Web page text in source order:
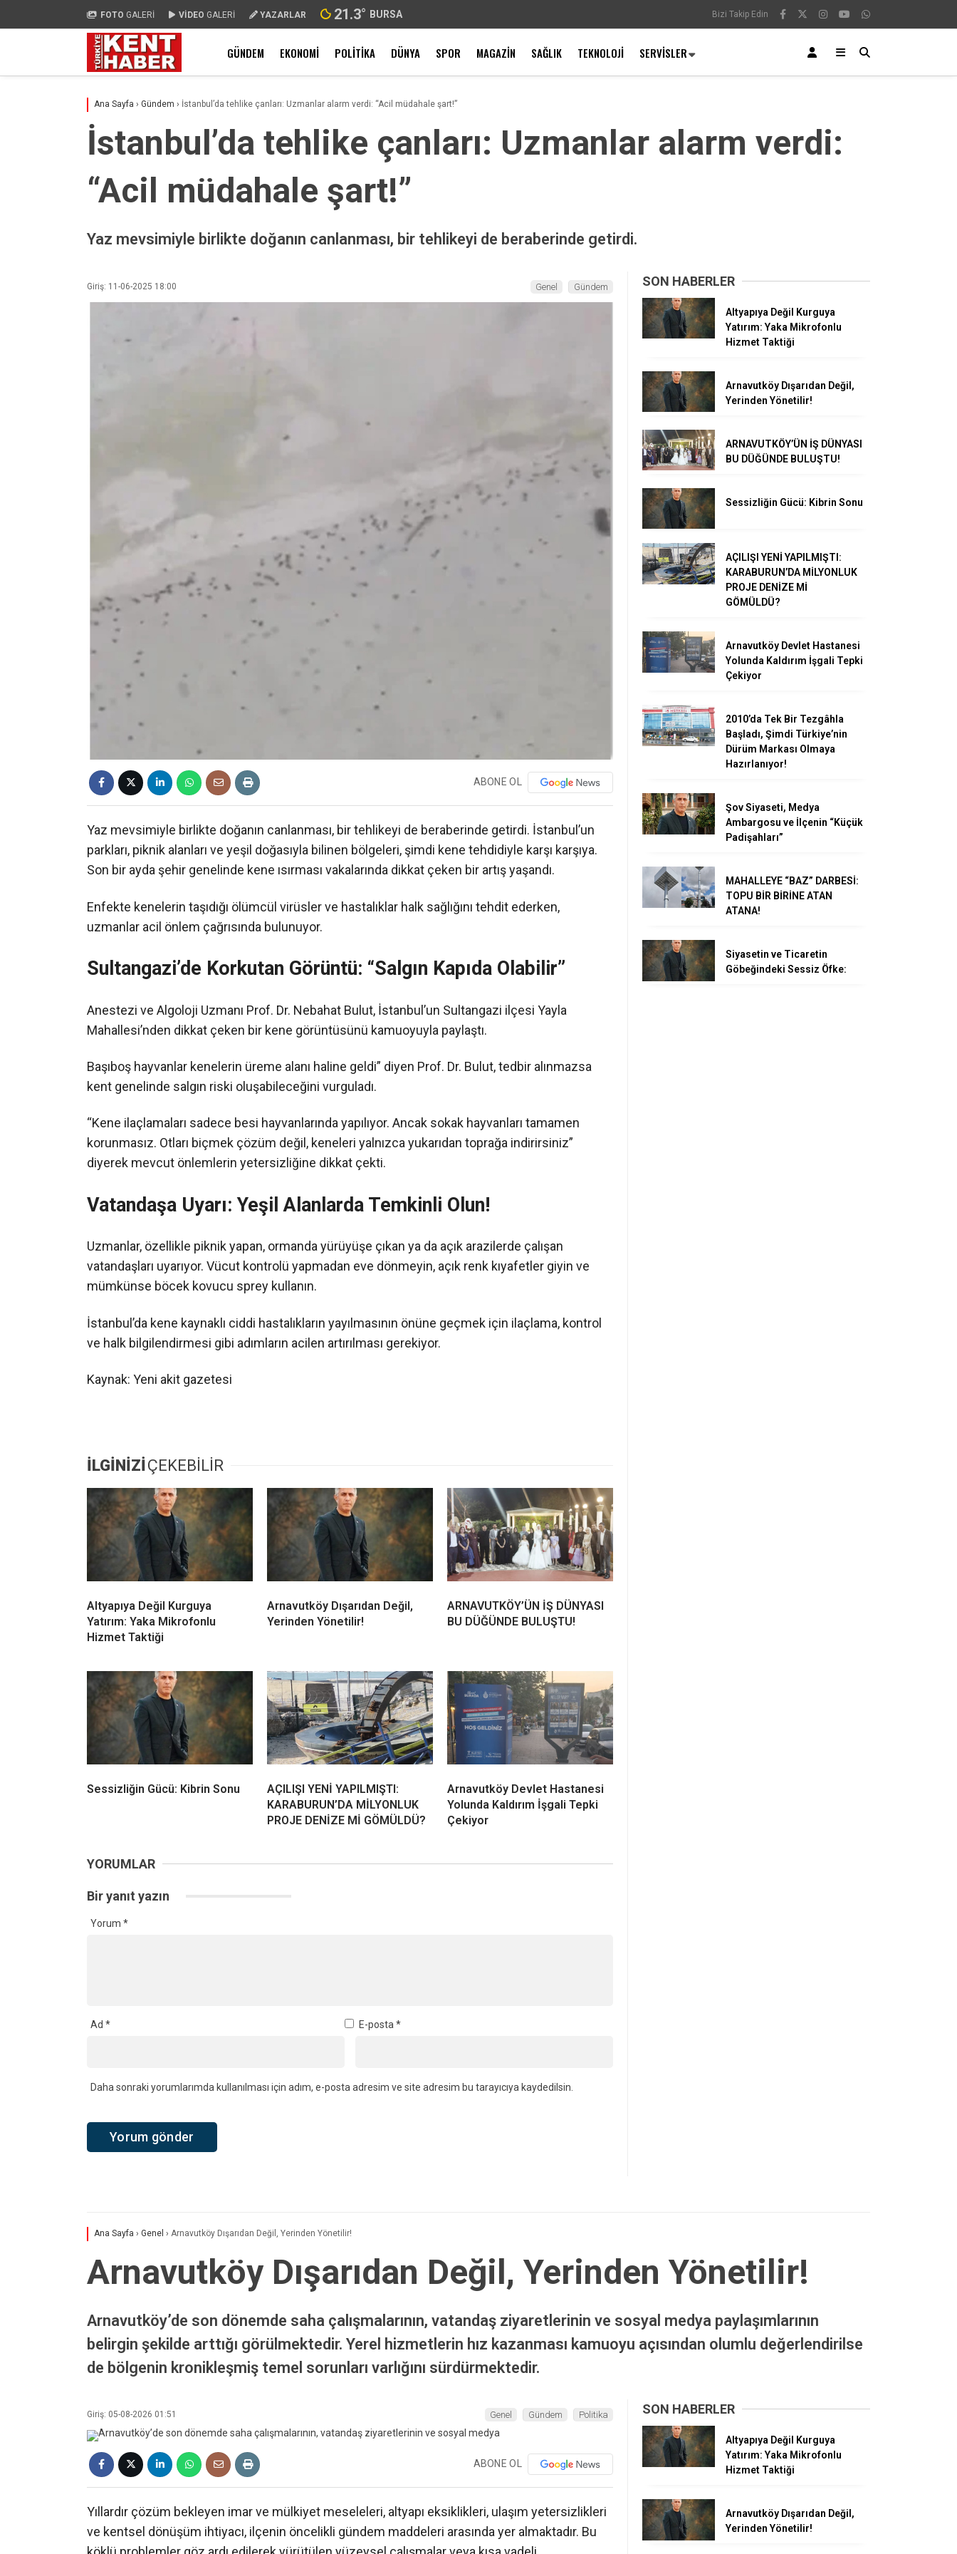
FOTO GALERİ VİDEO GALERİ YAZARLAR 21.3° BURSA Bizi Takip Edin
GÜNDEM EKONOMI POLITIKA DÜNYA SPOR MAGAZIN SAĞLIK TEKNOLOJI SERVISLER
Ana Sayfa › Gündem › İstanbul’da tehlike çanları: Uzmanlar alarm verdi: “Acil müdahale şart!”
İstanbul’da tehlike çanları: Uzmanlar alarm verdi:
“Acil müdahale şart!”
Yaz mevsimiyle birlikte doğanın canlanması, bir tehlikeyi de beraberinde getirdi.
Giriş: 11-06-2025 18:00 Genel Gündem
ABONE OL
Yaz mevsimiyle birlikte doğanın canlanması, bir tehlikeyi de beraberinde getirdi. İstanbul’un
parkları, piknik alanları ve yeşil doğasıyla bilinen bölgeleri, şimdi kene tehdidiyle karşı karşıya.
Son bir ayda şehir genelinde kene ısırması vakalarında dikkat çeken bir artış yaşandı.
Enfekte kenelerin taşıdığı ölümcül virüsler ve hastalıklar halk sağlığını tehdit ederken,
uzmanlar acil önlem çağrısında bulunuyor.
Sultangazi’de Korkutan Görüntü: “Salgın Kapıda Olabilir”
Anestezi ve Algoloji Uzmanı Prof. Dr. Nebahat Bulut, İstanbul’un Sultangazi ilçesi Yayla
Mahallesi’nden dikkat çeken bir kene görüntüsünü kamuoyuyla paylaştı.
Başıboş hayvanlar kenelerin üreme alanı haline geldi” diyen Prof. Dr. Bulut, tedbir alınmazsa
kent genelinde salgın riski oluşabileceğini vurguladı.
“Kene ilaçlamaları sadece besi hayvanlarında yapılıyor. Ancak sokak hayvanları tamamen
korunmasız. Otları biçmek çözüm değil, keneleri yalnızca yukarıdan toprağa indirirsiniz”
diyerek mevcut önlemlerin yetersizliğine dikkat çekti.
Vatandaşa Uyarı: Yeşil Alanlarda Temkinli Olun!
Uzmanlar, özellikle piknik yapan, ormanda yürüyüşe çıkan ya da açık arazilerde çalışan
vatandaşları uyarıyor. Vücut kontrolü yapmadan eve dönmeyin, açık renk kıyafetler giyin ve
mümkünse böcek kovucu sprey kullanın.
İstanbul’da kene kaynaklı ciddi hastalıkların yayılmasının önüne geçmek için ilaçlama, kontrol
ve halk bilgilendirmesi gibi adımların acilen artırılması gerekiyor.
Kaynak: Yeni akit gazetesi
İLGİNİZİÇEKEBİLİR
Altyapıya Değil Kurguya
Yatırım: Yaka Mikrofonlu
Hizmet Taktiği
Arnavutköy Dışarıdan Değil,
Yerinden Yönetilir!
ARNAVUTKÖY’ÜN İŞ DÜNYASI
BU DÜĞÜNDE BULUŞTU!
Sessizliğin Gücü: Kibrin Sonu
AÇILIŞI YENİ YAPILMIŞTI:
KARABURUN’DA MİLYONLUK
PROJE DENİZE Mİ GÖMÜLDÜ?
Arnavutköy Devlet Hastanesi
Yolunda Kaldırım İşgali Tepki
Çekiyor
YORUMLAR
Bir yanıt yazın
Yorum *
Ad * E-posta*
Daha sonraki yorumlarımda kullanılması için adım, e-posta adresim ve site adresim bu tarayıcıya kaydedilsin.
SON HABERLER
Altyapıya Değil Kurguya
Yatırım: Yaka Mikrofonlu
Hizmet Taktiği
Arnavutköy Dışarıdan Değil,
Yerinden Yönetilir!
ARNAVUTKÖY’ÜN İŞ DÜNYASI
BU DÜĞÜNDE BULUŞTU!
Sessizliğin Gücü: Kibrin Sonu
AÇILIŞI YENİ YAPILMIŞTI:
KARABURUN’DA MİLYONLUK
PROJE DENİZE Mİ
GÖMÜLDÜ?
Arnavutköy Devlet Hastanesi
Yolunda Kaldırım İşgali Tepki
Çekiyor
2010’da Tek Bir Tezgâhla
Başladı, Şimdi Türkiye’nin
Dürüm Markası Olmaya
Hazırlanıyor!
Şov Siyaseti, Medya
Ambargosu ve İlçenin “Küçük
Padişahları”
MAHALLEYE “BAZ” DARBESİ:
TOPU BİR BİRİNE ATAN
ATANA!
Siyasetin ve Ticaretin
Göbeğindeki Sessiz Öfke:
Ana Sayfa › Genel › Arnavutköy Dışarıdan Değil, Yerinden Yönetilir!
Arnavutköy Dışarıdan Değil, Yerinden Yönetilir!
Arnavutköy’de son dönemde saha çalışmalarının, vatandaş ziyaretlerinin ve sosyal medya paylaşımlarının
belirgin şekilde arttığı görülmektedir. Yerel hizmetlerin hız kazanması kamuoyu açısından olumlu değerlendirilse
de bölgenin kronikleşmiş temel sorunları varlığını sürdürmektedir.
Giriş: 05-08-2026 01:51 Genel Gündem Politika
ABONE OL
Yıllardır çözüm bekleyen imar ve mülkiyet meseleleri, altyapı eksiklikleri, ulaşım yetersizlikleri
ve kentsel dönüşüm ihtiyacı, ilçenin öncelikli gündem maddeleri arasında yer almaktadır. Bu
SON HABERLER
Altyapıya Değil Kurguya
Yatırım: Yaka Mikrofonlu
Hizmet Taktiği
Arnavutköy Dışarıdan Değil,
Yerinden Yönetilir!